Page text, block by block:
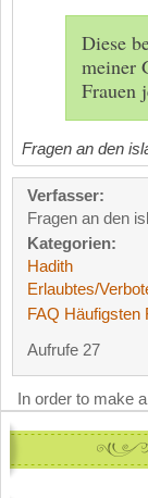
Diese
meiner
Frauen
Fragen an den
Verfasser:
Fragen an den
Kategorien:
Hadith
Erlaubtes/
FAQ Häufigsten
Aufrufe 27
In order to make